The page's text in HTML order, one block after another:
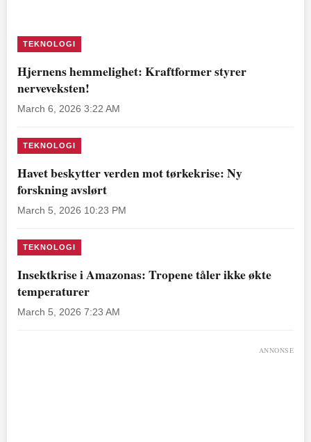
TEKNOLOGI
Hjernens hemmelighet: Kraftformer styrer
nerveveksten!
March 6, 2026 3:22 AM
TEKNOLOGI
Havet beskytter verden mot tørkekrise: Ny
forskning avslørt
March 5, 2026 10:23 PM
TEKNOLOGI
Insektkrise i Amazonas: Tropene tåler ikke økte
temperaturer
March 5, 2026 7:23 AM
ANNONSE